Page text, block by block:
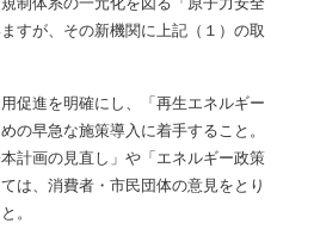
すが、その新機関に上記（１）の取
促進を明確にし、「再生エネルギー
の早急な施策導入に着手すること。
計画の見直し」や「エネルギー政策
は、消費者・市民団体の意見をとり
。